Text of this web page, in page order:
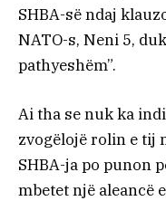
SHBA-së ndaj
NATO-s, Neni 5,
pathyeshëm”.
Ai tha se nuk ka
zvogëlojë rolin e tij
SHBA-ja po punon
mbetet një aleancë